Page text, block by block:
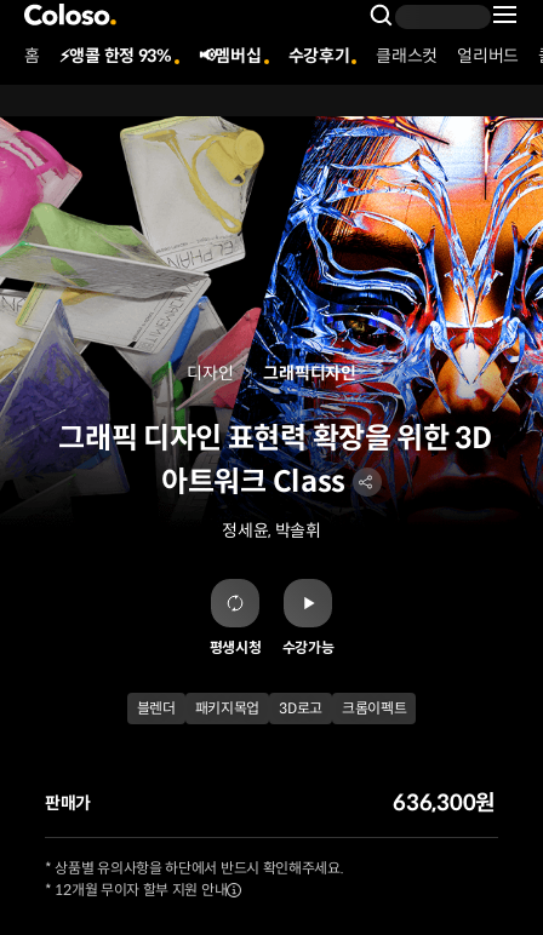
콜로소
Search
Coloso Menu
홈 ⚡앵콜 한정 93% 📢멤버십 수강후기 클래스컷 얼리버드
그래픽 디자인 표현력 확장을 위한 3D
아트워크 Class
정세윤, 박솔휘
디자인 그래픽디자인
평생시청 수강가능
블렌더 패키지목업 3D로고 크롬이펙트
판매가 636,300원
* 상품별 유의사항을 하단에서 반드시 확인해주세요.
* 12개월 무이자 할부 지원 안내